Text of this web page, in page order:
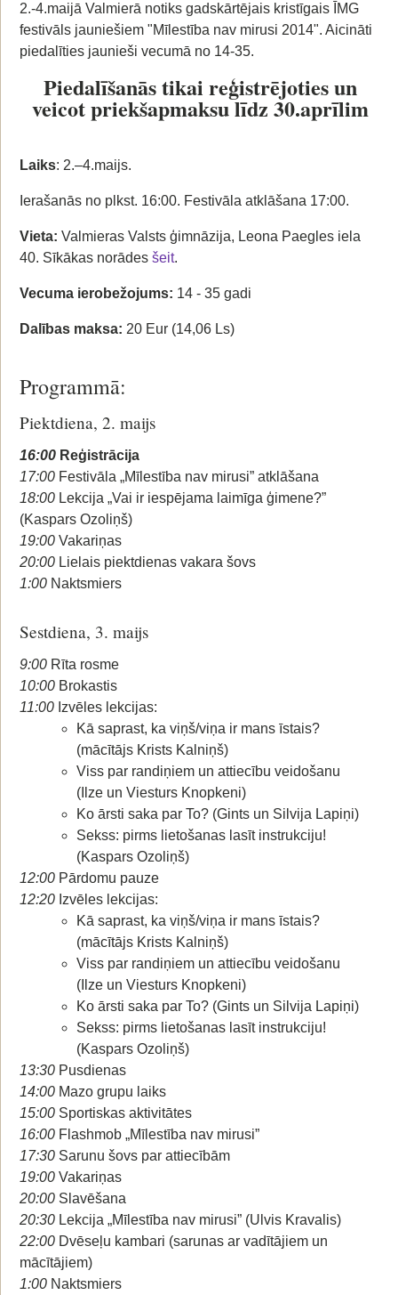
2.-4.maijā Valmierā notiks gadskārtējais kristīgais ĪMG
festivāls jauniešiem "Mīlestība nav mirusi 2014". Aicināti
piedalīties jaunieši vecumā no 14-35.
Piedalīšanās tikai reģistrējotiesun
veicot priekšapmaksu līdz 30.aprīlim
Laiks: 2.–4.maijs.
Ierašanās no plkst. 16:00. Festivāla atklāšana 17:00.
Vieta: Valmieras Valsts ģimnāzija, Leona Paegles iela
40. Sīkākas norādes šeit.
Vecuma ierobežojums: 14 - 35 gadi
Dalības maksa: 20 Eur (14,06 Ls)
Programmā:
Piektdiena, 2. maijs
16:00 Reģistrācija
17:00 Festivāla „Mīlestība nav mirusi” atklāšana
18:00 Lekcija „Vai ir iespējama laimīga ģimene?”
(Kaspars Ozoliņš)
19:00 Vakariņas
20:00 Lielais piektdienas vakara šovs
1:00 Naktsmiers
Sestdiena, 3. maijs
9:00 Rīta rosme
10:00 Brokastis
11:00 Izvēles lekcijas:
Kā saprast, ka viņš/viņa ir mans īstais?
(mācītājs Krists Kalniņš)
Viss par randiņiem un attiecību veidošanu
(Ilze un Viesturs Knopkeni)
Ko ārsti saka par To? (Gints un Silvija Lapiņi)
Sekss: pirms lietošanas lasīt instrukciju!
(Kaspars Ozoliņš)
12:00 Pārdomu pauze
12:20 Izvēles lekcijas:
Kā saprast, ka viņš/viņa ir mans īstais?
(mācītājs Krists Kalniņš)
Viss par randiņiem un attiecību veidošanu
(Ilze un Viesturs Knopkeni)
Ko ārsti saka par To? (Gints un Silvija Lapiņi)
Sekss: pirms lietošanas lasīt instrukciju!
(Kaspars Ozoliņš)
13:30 Pusdienas
14:00 Mazo grupu laiks
15:00 Sportiskas aktivitātes
16:00 Flashmob „Mīlestība nav mirusi”
17:30 Sarunu šovs par attiecībām
19:00 Vakariņas
20:00 Slavēšana
20:30 Lekcija „Mīlestība nav mirusi” (Ulvis Kravalis)
22:00 Dvēseļu kambari (sarunas ar vadītājiem un
mācītājiem)
1:00 Naktsmiers